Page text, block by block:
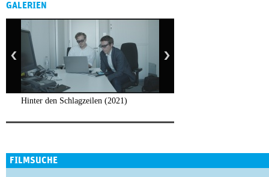
GALERIEN
Hinter den Schlagzeilen (2021)
FILMSUCHE